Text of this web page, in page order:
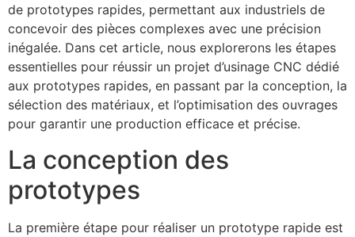
de prototypes rapides, permettant aux industriels de
concevoir des pièces complexes avec une précision
inégalée. Dans cet article, nous explorerons les étapes
essentielles pour réussir un projet d’usinage CNC dédié
aux prototypes rapides, en passant par la conception, la
sélection des matériaux, et l’optimisation des ouvrages
pour garantir une production efficace et précise.
La conception des
prototypes
La première étape pour réaliser un prototype rapide est